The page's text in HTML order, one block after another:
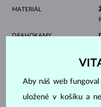
MATERIÁL
DRAHOKAMY
Aby náš web
uložené v košíku a